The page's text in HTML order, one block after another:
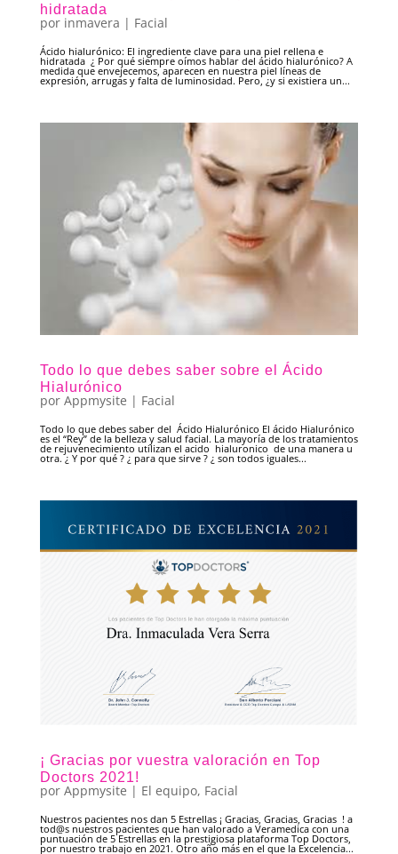
hidratada
por inmavera | Facial
Ácido hialurónico: El ingrediente clave para una piel rellena e
hidratada ¿ Por qué siempre oímos hablar del ácido hialurónico? A
medida que envejecemos, aparecen en nuestra piel líneas de
expresión, arrugas y falta de luminosidad. Pero, ¿y si existiera un...
Todo lo que debes saber sobre el Ácido
Hialurónico
por Appmysite | Facial
Todo lo que debes saber del Ácido Hialurónico El ácido Hialurónico
es el “Rey” de la belleza y salud facial. La mayoría de los tratamientos
de rejuvenecimiento utilizan el acido hialuronico de una manera u
otra. ¿ Y por qué ? ¿ para que sirve ? ¿ son todos iguales...
¡ Gracias por vuestra valoración en Top
Doctors 2021!
por Appmysite | El equipo, Facial
Nuestros pacientes nos dan 5 Estrellas ¡ Gracias, Gracias, Gracias ! a
tod@s nuestros pacientes que han valorado a Veramedica con una
puntuación de 5 Estrellas en la prestigiosa plataforma Top Doctors,
por nuestro trabajo en 2021. Otro año más en el que la Excelencia...